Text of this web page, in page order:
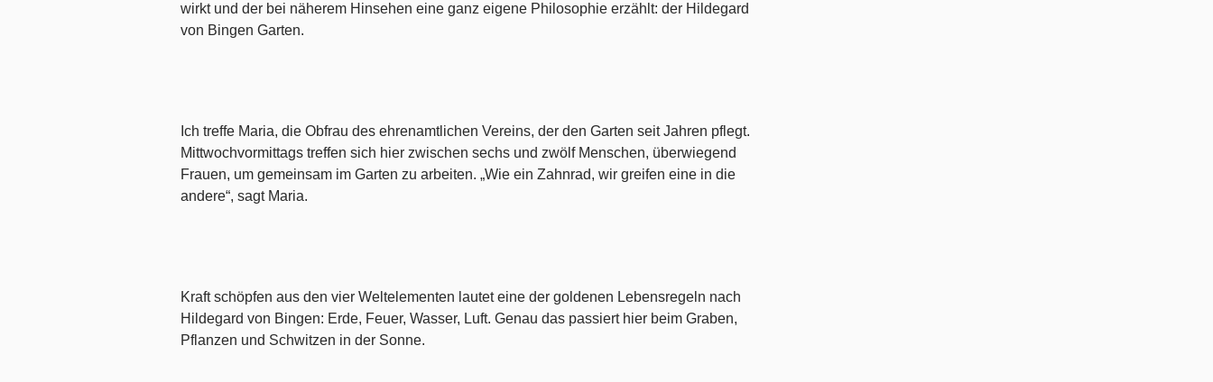
wirkt und der bei näherem Hinsehen eine ganz eigene Philosophie erzählt: der Hildegard
von Bingen Garten.
Ich treffe Maria, die Obfrau des ehrenamtlichen Vereins, der den Garten seit Jahren pflegt.
Mittwochvormittags treffen sich hier zwischen sechs und zwölf Menschen, überwiegend
Frauen, um gemeinsam im Garten zu arbeiten. „Wie ein Zahnrad, wir greifen eine in die
andere“, sagt Maria.
Kraft schöpfen aus den vier Weltelementen lautet eine der goldenen Lebensregeln nach
Hildegard von Bingen: Erde, Feuer, Wasser, Luft. Genau das passiert hier beim Graben,
Pflanzen und Schwitzen in der Sonne.